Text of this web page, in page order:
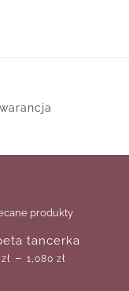
produkty
tancerka
zł – 1,080 zł